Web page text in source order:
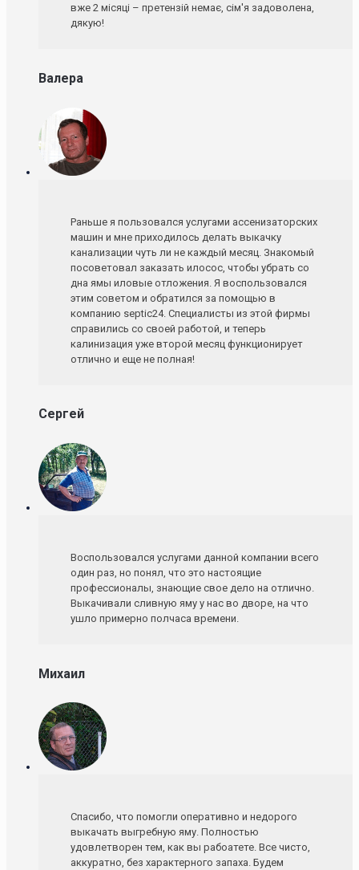
вже 2 місяці – претензій немає, сім'я задоволена,
дякую!
Валера
Раньше я пользовался услугами ассенизаторских
машин и мне приходилось делать выкачку
канализации чуть ли не каждый месяц. Знакомый
посоветовал заказать илосос, чтобы убрать со
дна ямы иловые отложения. Я воспользовался
этим советом и обратился за помощью в
компанию septic24. Специалисты из этой фирмы
справились со своей работой, и теперь
калинизация уже второй месяц функционирует
отлично и еще не полная!
Сергей
Воспользовался услугами данной компании всего
один раз, но понял, что это настоящие
профессионалы, знающие свое дело на отлично.
Выкачивали сливную яму у нас во дворе, на что
ушло примерно полчаса времени.
Михаил
Спасибо, что помогли оперативно и недорого
выкачать выгребную яму. Полностью
удовлетворен тем, как вы рабоатете. Все чисто,
аккуратно, без характерного запаха. Будем